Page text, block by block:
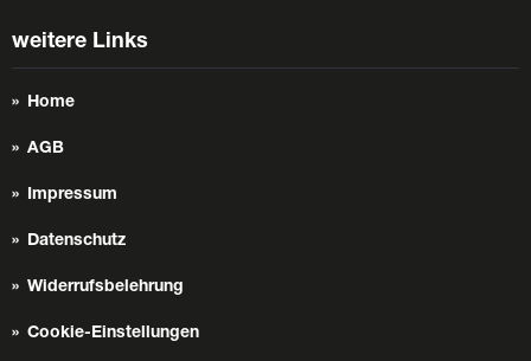
weitere Links
Home
AGB
Impressum
Datenschutz
Widerrufsbelehrung
Cookie-Einstellungen